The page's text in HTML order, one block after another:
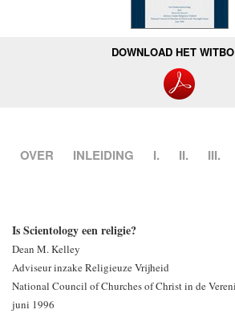
DOWNLOAD HET
OVER INLEIDING I. II. III.
Is Scientology een religie?
Dean M. Kelley
Adviseur inzake Religieuze Vrijheid
National Council of Churches of Christ in de
juni 1996